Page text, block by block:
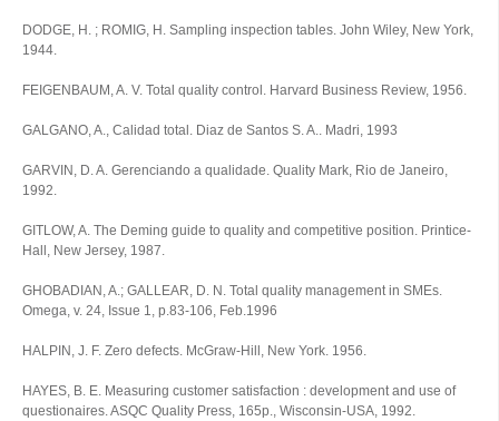
DODGE, H. ; ROMIG, H. Sampling inspection tables. John Wiley, New York,
1944.
FEIGENBAUM, A. V. Total quality control. Harvard Business Review, 1956.
GALGANO, A., Calidad total. Diaz de Santos S. A.. Madri, 1993
GARVIN, D. A. Gerenciando a qualidade. Quality Mark, Rio de Janeiro,
1992.
GITLOW, A. The Deming guide to quality and competitive position. Printice-
Hall, New Jersey, 1987.
GHOBADIAN, A.; GALLEAR, D. N. Total quality management in SMEs.
Omega, v. 24, Issue 1, p.83-106, Feb.1996
HALPIN, J. F. Zero defects. McGraw-Hill, New York. 1956.
HAYES, B. E. Measuring customer satisfaction : development and use of
questionaires. ASQC Quality Press, 165p., Wisconsin-USA, 1992.